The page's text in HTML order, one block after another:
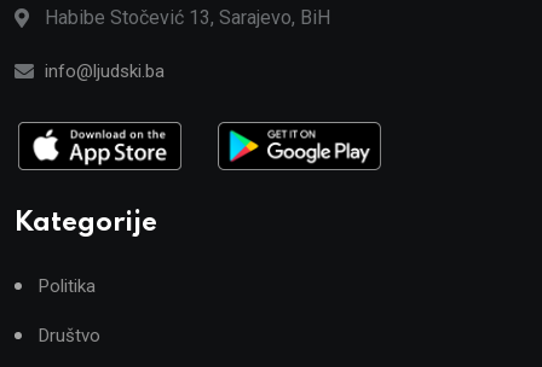
Habibe Stočević 13, Sarajevo, BiH
info@ljudski.ba
Kategorije
Politika
Društvo